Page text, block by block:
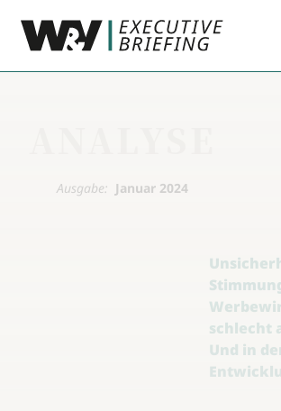
Ausgabe: Januar 2024
schlecht
Und in